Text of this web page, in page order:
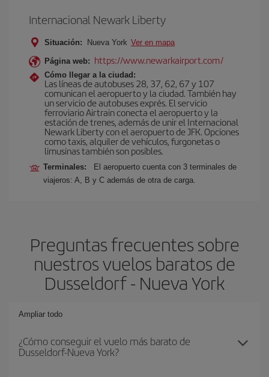
Internacional Newark Liberty
Situación: Nueva York Ver en mapa
Página web: https://www.newarkairport.com/
Cómo llegar a la ciudad:
Las líneas de autobuses 28, 37, 62, 67 y 107
comunican el aeropuerto y la ciudad. También hay
un servicio de autobuses exprés. El servicio
ferroviario Airtrain conecta el aeropuerto y la
estación de trenes, además de unir el Internacional
Newark Liberty con el aeropuerto de JFK. Opciones
como taxis, alquiler de vehículos, furgonetas o
limusinas también son posibles.
Terminales:
El aeropuerto cuenta con 3 terminales de
viajeros: A, B y C además de otra de carga.
Preguntas frecuentes sobre
nuestros vuelos baratos de
Dusseldorf - Nueva York
Ampliar todo
¿Cómo conseguir el vuelo más barato de
Dusseldorf-Nueva York?